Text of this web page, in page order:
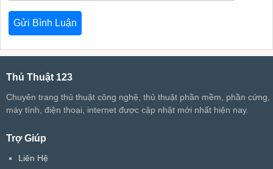
Thủ Thuật 123
Chuyên trang thủ thuật công nghệ, thủ thuật phần mềm, phần cứng,
máy tính, điện thoại, internet được cập nhật mới nhất hiện nay.
Trợ Giúp
Liên Hệ